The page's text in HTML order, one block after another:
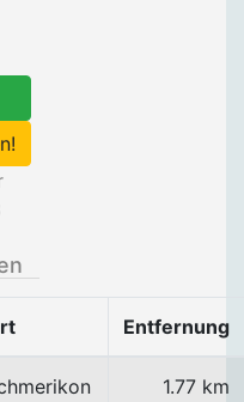
Entfernung
1.77 km